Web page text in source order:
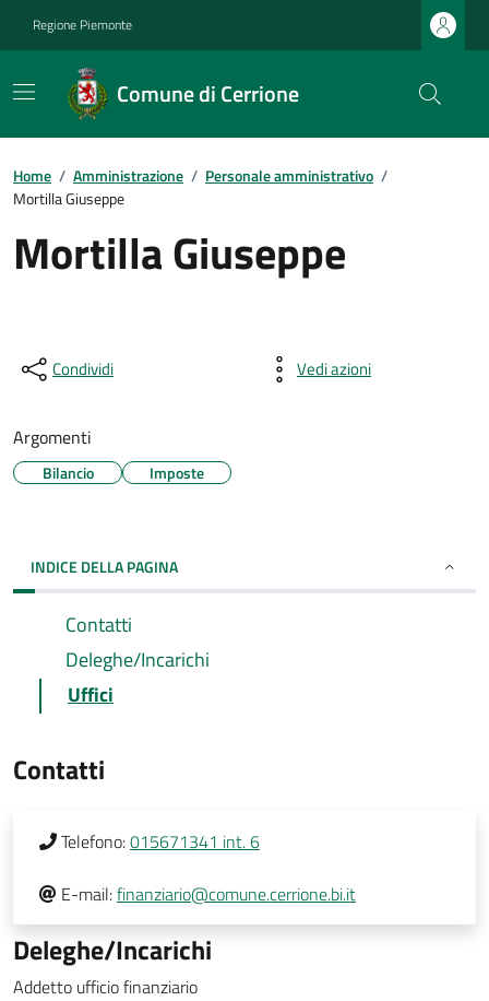
Regione Piemonte
Comune di Cerrione
Home / Amministrazione / Personale amministrativo /
Mortilla Giuseppe
Mortilla Giuseppe
Condividi Vedi azioni
Argomenti
Bilancio Imposte
INDICE DELLA PAGINA
Contatti
Deleghe/Incarichi
Uffici
Contatti
Telefono:015671341 int. 6
E-mail:finanziario@comune.cerrione.bi.it
Deleghe/Incarichi
Addetto ufficio finanziario